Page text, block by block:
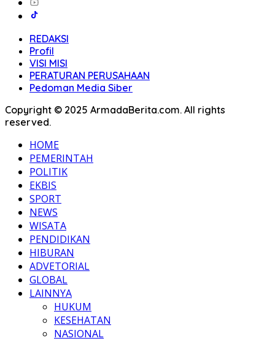
REDAKSI
Profil
VISI MISI
PERATURAN PERUSAHAAN
Pedoman Media Siber
Copyright © 2025 ArmadaBerita.com. All rights
reserved.
HOME
PEMERINTAH
POLITIK
EKBIS
SPORT
NEWS
WISATA
PENDIDIKAN
HIBURAN
ADVETORIAL
GLOBAL
LAINNYA
HUKUM
KESEHATAN
NASIONAL